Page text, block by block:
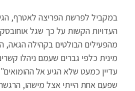
במקביל לפרשת הפריצה לאטרף,
העדויות הקשות על כך שגל
מהפעילים הבולטים בקהילה הגאה,
מינית כלפי גברים שעמם ניהלו
עדיין כמעט שלא הגיע אל
שפעם אחת הייתי אצל מישהו,